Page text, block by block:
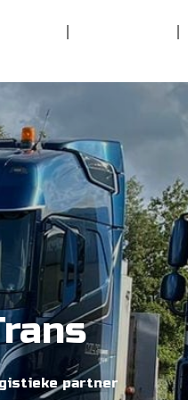
Offerte Wagenpark
partner